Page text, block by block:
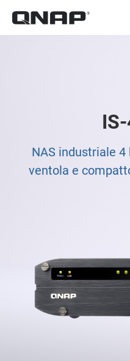
NAS industriale 4
ventola e